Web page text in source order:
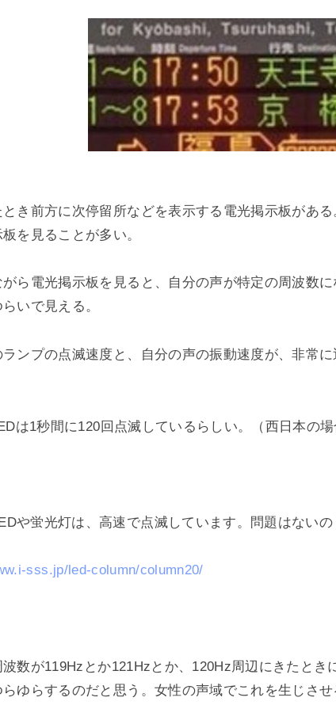
き前方に次停留所などを表示する電光掲示板があ
を見ることが多い。
ら電光掲示板を見ると、自分の声が特定の周波数
いで見える。
ンプの点滅速度と、自分の声の振動速度が、非常
は1秒間に120回点滅しているらしい。（西日本の場
や蛍光灯は、高速で点滅しています。問題はないの
sss.jp/led-column/column20/
数が119Hzとか121Hzとか、120Hz周辺にきたとき
ゆらするのだと思う。女性の声域でこれを生じさ